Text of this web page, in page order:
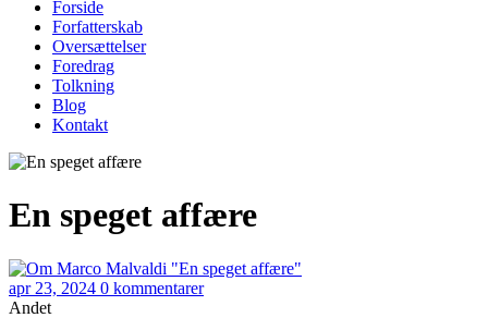
Primær
navigation
Forside
Forfatterskab
Oversættelser
Foredrag
Tolkning
Blog
Kontakt
En speget affære
apr 23, 2024 0 kommentarer
Andet